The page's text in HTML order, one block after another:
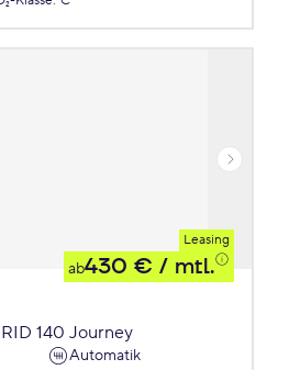
Leasing
ab430 € / mtl.
140 Journey
Automatik